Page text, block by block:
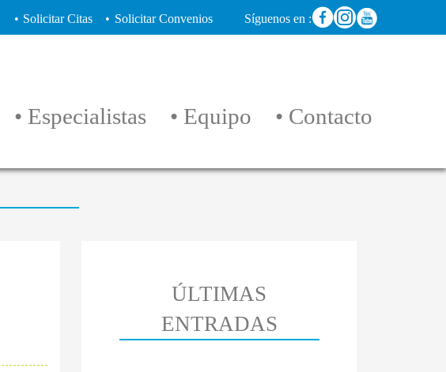
Solicitar Citas Solicitar Convenios Síguenos en :
Especialistas Equipo Contacto
ÚLTIMAS
ENTRADAS